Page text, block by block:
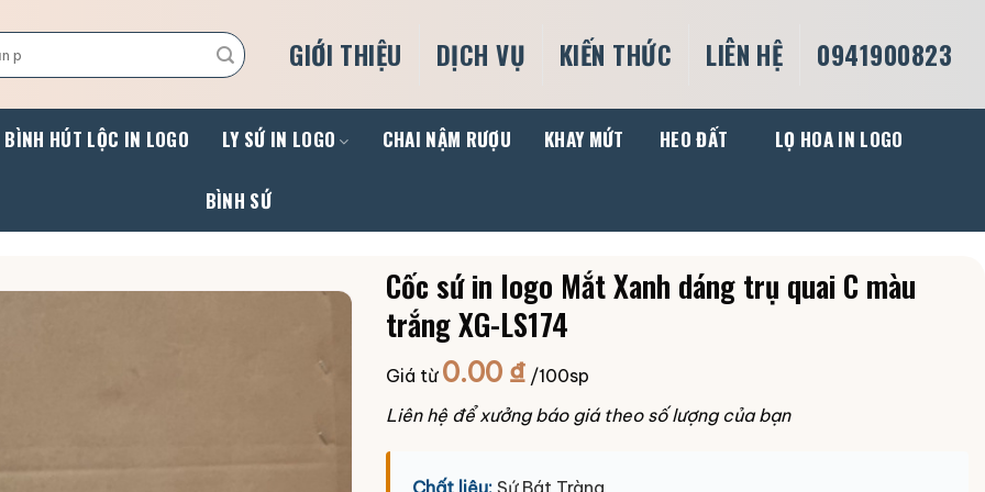
GIỚI THIỆU DỊCH VỤ KIẾN THỨC LIÊN HỆ 0941900823
BÌNH HÚT LỘC IN LOGO LY SỨ IN LOGO CHAI NẬM RƯỢU KHAY MỨT HEO ĐẤT LỌ HOA IN LOGO
BÌNH SỨ
Cốc sứ in logo Mắt Xanh dáng trụ quai C màu
trắng XG-LS174
Giá từ 0.00 ₫ /100sp
Liên hệ để xưởng báo giá theo số lượng của bạn